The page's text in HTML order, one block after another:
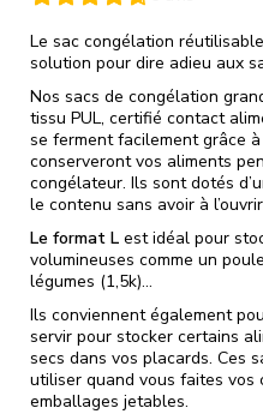
Le sac congélation
solution pour dire adieu aux
Nos sacs de congélation
tissu PUL, certifié contact
se ferment facilement grâce
conserveront vos aliments
congélateur. Ils sont dotés
le contenu sans avoir à
Le format L est idéal pour
volumineuses comme un
légumes (1,5k)…
Ils conviennent également
servir pour stocker certains
secs dans vos placards. Ces
utiliser quand vous faites vos
emballages jetables.